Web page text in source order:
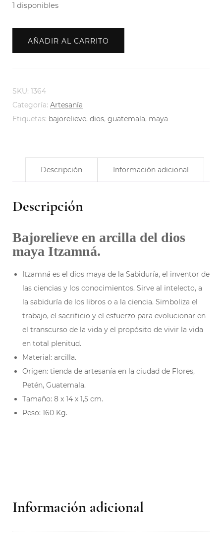
1 disponibles
AÑADIR AL CARRITO
SKU: 1364
Categoría: Artesanía
Etiquetas: bajorelieve, dios, guatemala, maya
Descripción Información adicional
Descripción
Bajorelieve en arcilla del dios
maya Itzamná.
Itzamná es el dios maya de la Sabiduría, el inventor de
las ciencias y los conocimientos. Sirve al intelecto, a
la sabiduría de los libros o a la ciencia. Simboliza el
trabajo, el sacrificio y el esfuerzo para evolucionar en
el transcurso de la vida y el propósito de vivir la vida
en total plenitud.
Material: arcilla.
Origen: tienda de artesanía en la ciudad de Flores,
Petén, Guatemala.
Tamaño: 8 x 14 x 1,5 cm.
Peso: 160 Kg.
Información adicional